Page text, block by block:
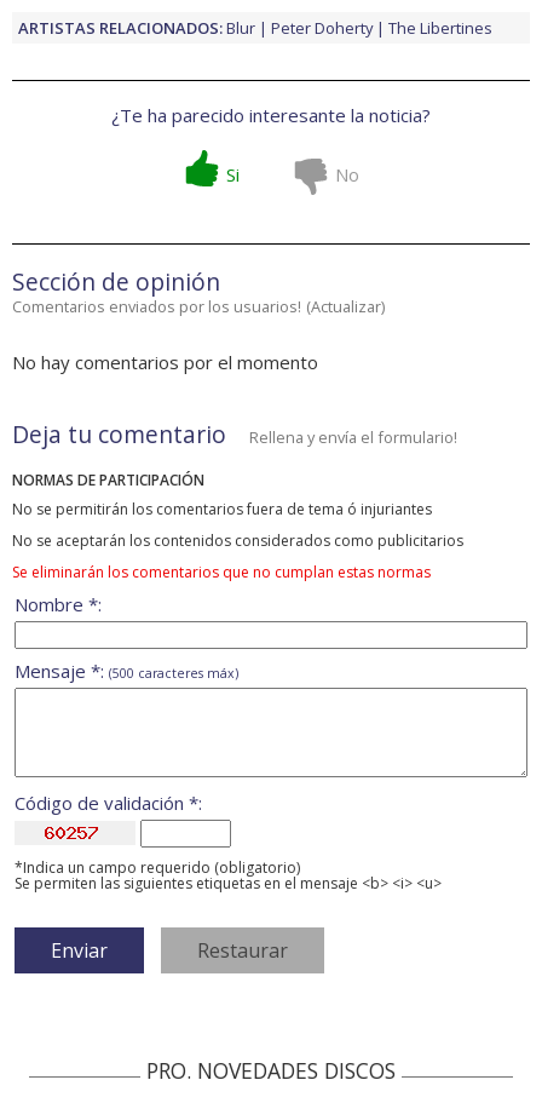
ARTISTAS RELACIONADOS:Blur Peter Doherty The Libertines
¿Te ha parecido interesante la noticia?
Si No
Sección de opinión
Comentarios enviados por los usuarios! (Actualizar)
No hay comentarios por el momento
Deja tu comentario Rellena y envía el formulario!
NORMAS DE PARTICIPACIÓN
No se permitirán los comentarios fuera de tema ó injuriantes
No se aceptarán los contenidos considerados como publicitarios
Se eliminarán los comentarios que no cumplan estas normas
Nombre *:
Mensaje *: (500 caracteres máx)
Código de validación *:
*Indica un campo requerido (obligatorio)
Se permiten las siguientes etiquetas en el mensaje <b> <i> <u>
PRO. NOVEDADES DISCOS